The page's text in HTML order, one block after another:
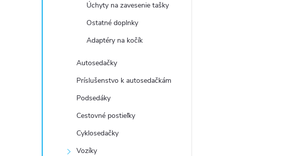
Úchyty na zavesenie tašky
Ostatné doplnky
Adaptéry na kočík
Autosedačky
Príslušenstvo k autosedačkám
Podsedáky
Cestovné postieľky
Cyklosedačky
Vozíky